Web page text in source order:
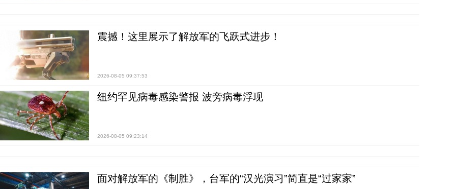
震撼！这里展示了解放军的飞跃式进步！
2026-08-05 09:37:53
纽约罕见病毒感染警报 波旁病毒浮现
2026-08-05 09:23:14
面对解放军的《制胜》，台军的“汉光演习”简直是“过家家”